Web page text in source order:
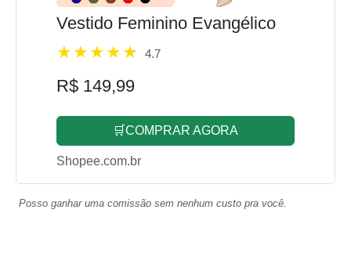
Vestido Feminino Evangélico
4.7
R$ 149,99
🛒COMPRAR AGORA
Shopee.com.br
Posso ganhar uma comissão sem nenhum custo pra você.